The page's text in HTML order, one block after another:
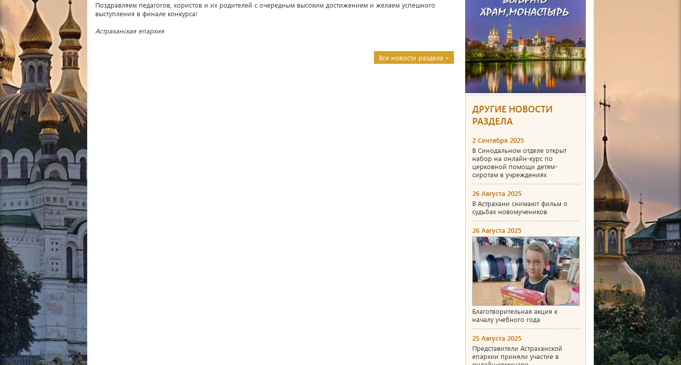
Поздравляем педагогов, хористов и их родителей с очередным высоким достижением и желаем успешного
выступления в финале конкурса!
Астраханская епархия
Все новости раздела »
ДРУГИЕ НОВОСТИ
РАЗДЕЛА
2 Сентября 2025
В Синодальном отделе открыт
набор на онлайн-курс по
церковной помощи детям-
сиротам в учреждениях
26 Августа 2025
В Астрахани снимают фильм о
судьбах новомучеников
26 Августа 2025
Благотворительная акция к
началу учебного года
25 Августа 2025
Представители Астраханской
епархии приняли участие в